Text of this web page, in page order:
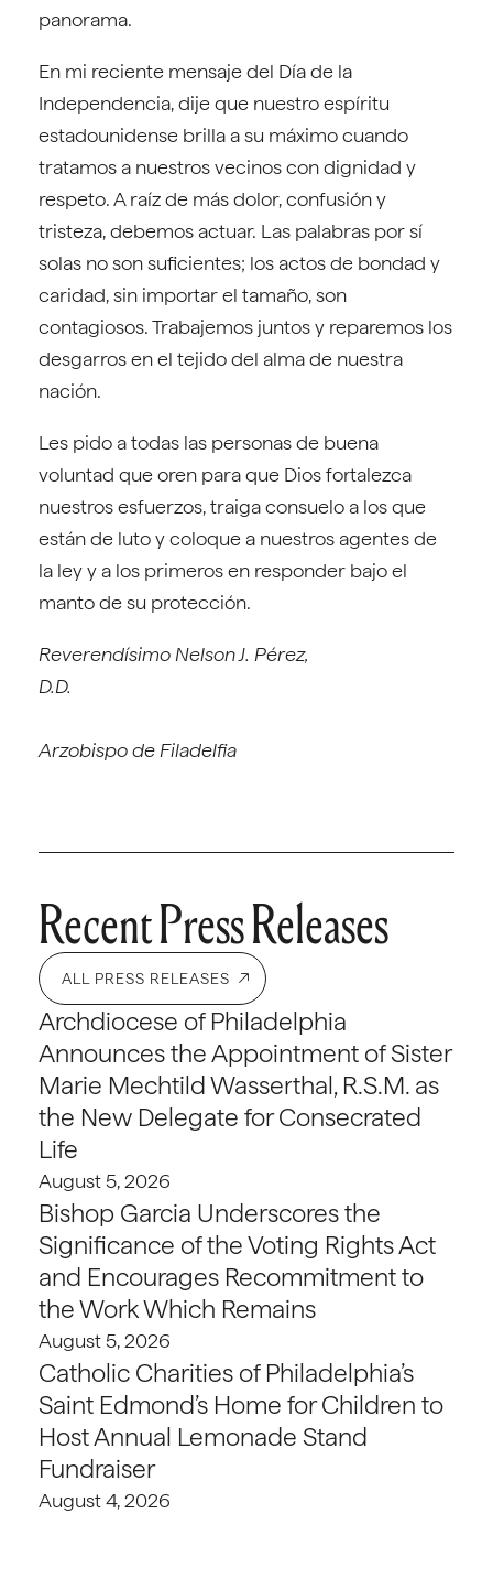
panorama.
En mi reciente mensaje del Día de la
Independencia, dije que nuestro espíritu
estadounidense brilla a su máximo cuando
tratamos a nuestros vecinos con dignidad y
respeto. A raíz de más dolor, confusión y
tristeza, debemos actuar. Las palabras por sí
solas no son suficientes; los actos de bondad y
caridad, sin importar el tamaño, son
contagiosos. Trabajemos juntos y reparemos los
desgarros en el tejido del alma de nuestra
nación.
Les pido a todas las personas de buena
voluntad que oren para que Dios fortalezca
nuestros esfuerzos, traiga consuelo a los que
están de luto y coloque a nuestros agentes de
la ley y a los primeros en responder bajo el
manto de su protección.
Reverendísimo Nelson J. Pérez,
Arzobispo de Filadelfia
Recent Press Releases
ALL PRESS RELEASES
Archdiocese of Philadelphia
Announces the Appointment of Sister
Marie Mechtild Wasserthal, R.S.M. as
the New Delegate for Consecrated
Life
August 5, 2026
Bishop Garcia Underscores the
Significance of the Voting Rights Act
and Encourages Recommitment to
the Work Which Remains
August 5, 2026
Catholic Charities of Philadelphia’s
Saint Edmond’s Home for Children to
Host Annual Lemonade Stand
Fundraiser
August 4, 2026